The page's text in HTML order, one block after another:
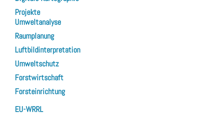
Projekte
Umweltanalyse
Raumplanung
Luftbildinterpretation
Umweltschutz
Forstwirtschaft
Forsteinrichtung
EU-WRRL